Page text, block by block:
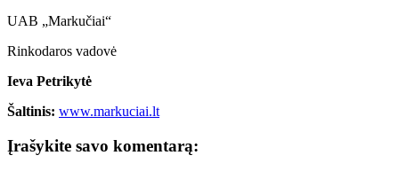
UAB „Markučiai“
Rinkodaros vadovė
Ieva Petrikytė
Šaltinis: www.markuciai.lt
Įrašykite savo komentarą: